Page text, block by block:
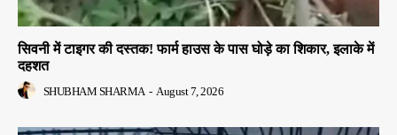
सिवनी में टाइगर की दस्तक! फार्म हाउस के पास घोड़े का शिकार, इलाके में
दहशत
SHUBHAM SHARMA - August 7, 2026